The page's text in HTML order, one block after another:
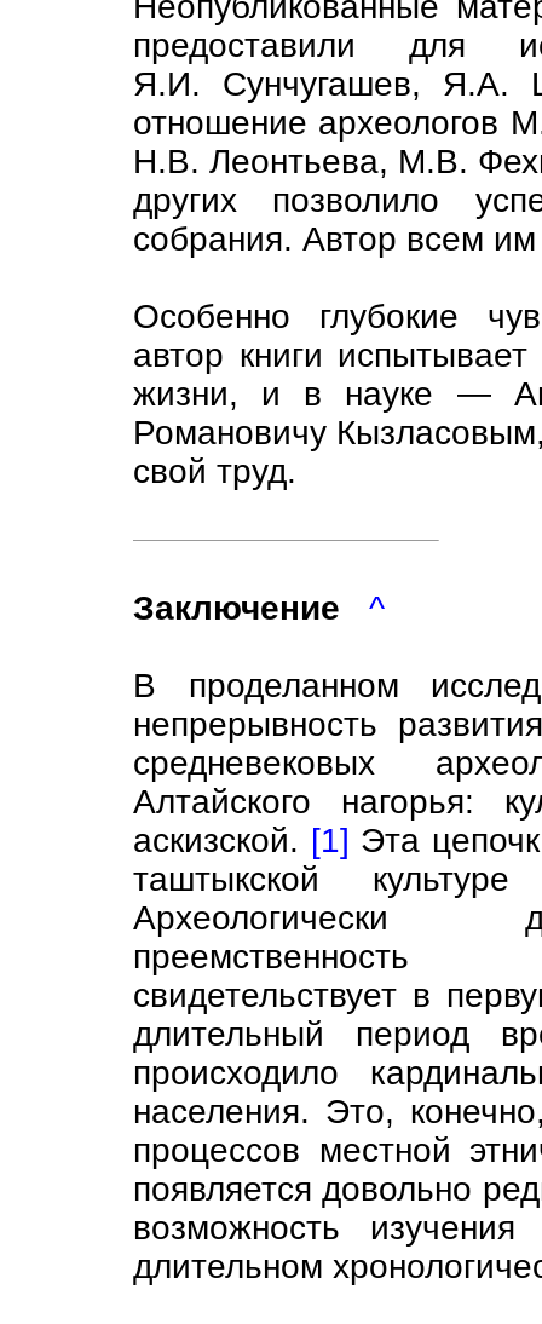
предоставили для
Я.И. Сунчугашев, Я.А.
отношение археологов
Н.В. Леонтьева, М.В.
других позволило
собрания. Автор всем
Особенно глубокие
автор книги
жизни, и в науке —
Романовичу
свой труд.
Заключение ^
В проделанном
непрерывность
средневековых
Алтайского нагорья:
аскизской. [1] Эта
таштыкской культуре
Археологически
преемственность
свидетельствует в
длительный период
происходило
населения. Это,
процессов местной
появляется довольно
возможность
длительном